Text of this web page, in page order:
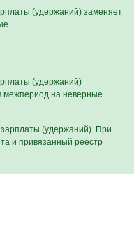
(удержаний) заменяет
(удержаний)
межпериод на неверные.
(удержаний). При
и привязанный реестр